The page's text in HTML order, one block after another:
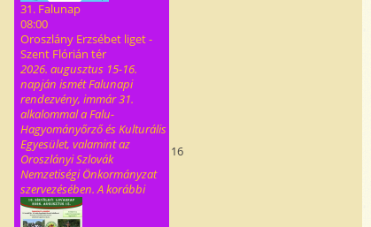
31. Falunap
08:00
Oroszlány Erzsébet liget -
Szent Flórián tér
2026. augusztus 15-16.
napján ismét Falunapi
rendezvény, immár 31.
alkalommal a Falu-
Hagyományőrző és Kulturális
Egyesület, valamint az
Oroszlányi Szlovák
Nemzetiségi Önkormányzat
szervezésében. A korábbi
16